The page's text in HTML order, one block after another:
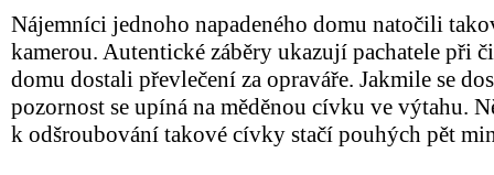
Nájemníci jednoho napadeného domu natočili
kamerou. Autentické záběry ukazují pachatele při
domu dostali převlečení za opraváře. Jakmile se
pozornost se upíná na měděnou cívku ve výtahu.
k odšroubování takové cívky stačí pouhých pět